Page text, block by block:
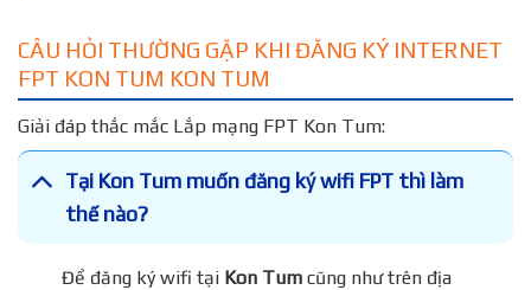
CÂU HỎI THƯỜNG GẶP KHI ĐĂNG KÝ INTERNET
FPT KON TUM KON TUM
Giải đáp thắc mắc Lắp mạng FPT Kon Tum:
Tại Kon Tum muốn đăng ký wifi FPT thì làm
thế nào?
Để đăng ký wifi tạiKon Tumcũng như trên địa